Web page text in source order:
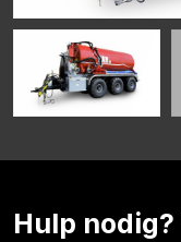
Hulp nodig?